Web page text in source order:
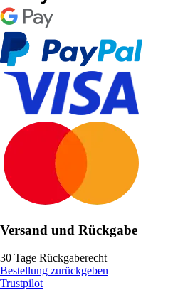
Versand und Rückgabe
30 Tage Rückgaberecht
Bestellung zurückgeben
Trustpilot